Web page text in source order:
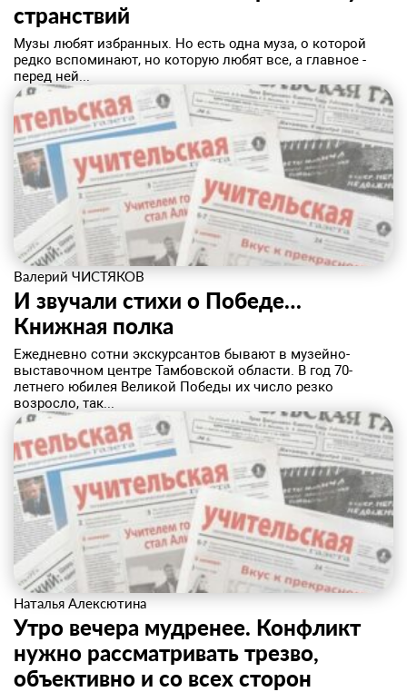
странствий
Музы любят избранных. Но есть одна муза, о которой
редко вспоминают, но которую любят все, а главное -
перед ней...
Валерий ЧИСТЯКОВ
И звучали стихи о Победе… ​
Книжная полка
Ежедневно сотни экскурсантов бывают в музейно-
выставочном центре Тамбовской области. В год 70-
летнего юбилея Великой Победы их число резко
возросло, так...
Наталья Алексютина
Утро вечера мудренее. Конфликт
нужно рассматривать трезво,
объективно и со всех сторон